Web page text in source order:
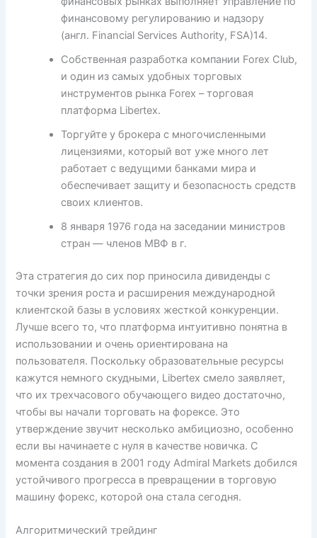
финансовому регулированию и надзору
(англ. Financial Services Authority, FSA)14.
Собственная разработка компании Forex Club,
и один из самых удобных торговых
инструментов рынка Forex – торговая
платформа Libertex.
Торгуйте у брокера с многочисленными
лицензиями, который вот уже много лет
работает с ведущими банками мира и
обеспечивает защиту и безопасность средств
своих клиентов.
8 января 1976 года на заседании министров
стран — членов МВФ в г.
Эта стратегия до сих пор приносила дивиденды с
точки зрения роста и расширения международной
клиентской базы в условиях жесткой конкуренции.
Лучше всего то, что платформа интуитивно понятна в
использовании и очень ориентирована на
пользователя. Поскольку образовательные ресурсы
кажутся немного скудными, Libertex смело заявляет,
что их трехчасового обучающего видео достаточно,
чтобы вы начали торговать на форексе. Это
утверждение звучит несколько амбициозно, особенно
если вы начинаете с нуля в качестве новичка. С
момента создания в 2001 году Admiral Markets добился
устойчивого прогресса в превращении в торговую
машину форекс, которой она стала сегодня.
Алгоритмический трейдинг